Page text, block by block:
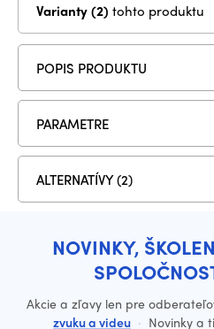
Varianty (2) tohto produktu
POPIS PRODUKTU
PARAMETRE
ALTERNATÍVY (2)
NOVINKY,
Akcie a zľavy len pre
zvuku a videu · Novinky a